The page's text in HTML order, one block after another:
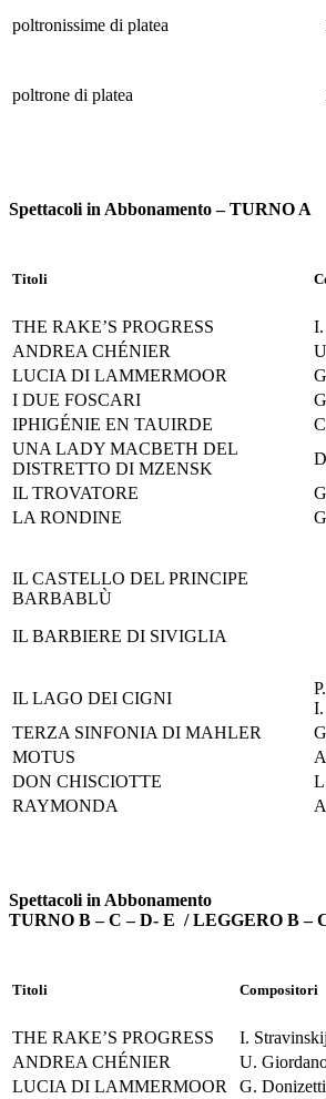
poltronissime di platea
poltrone di platea
Spettacoli in Abbonamento – TURNO A
Titoli
THE RAKE’S PROGRESS I.
ANDREA CHÉNIER
LUCIA DI LAMMERMOOR
I DUE FOSCARI
IPHIGÉNIE EN TAUIRDE
UNA LADY MACBETH DEL
DISTRETTO DI MZENSK
IL TROVATORE
LA RONDINE
IL CASTELLO DEL PRINCIPE
BARBABLÙ
IL BARBIERE DI SIVIGLIA
IL LAGO DEI CIGNI
P.
I.
TERZA SINFONIA DI MAHLER
MOTUS
DON CHISCIOTTE
RAYMONDA
Spettacoli in Abbonamento
TURNO B – C – D- E / LEGGERO B –
Titoli Compositori
THE RAKE’S PROGRESS I. Stravinskij
ANDREA CHÉNIER
U.
LUCIA DI LAMMERMOOR
G. Donizetti